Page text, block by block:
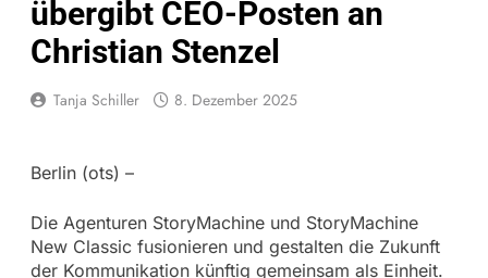
übergibt CEO-Posten an
Christian Stenzel
Tanja Schiller 8. Dezember 2025
Berlin (ots) –
Die Agenturen StoryMachine und StoryMachine
New Classic fusionieren und gestalten die Zukunft
der Kommunikation künftig gemeinsam als Einheit.